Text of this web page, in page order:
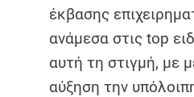
έκβασης
ανάμεσα στις top
αυτή τη στιγμή, με
αύξηση την